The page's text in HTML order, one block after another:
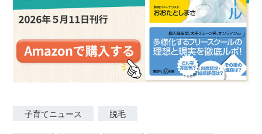
子育てニュース 脱毛